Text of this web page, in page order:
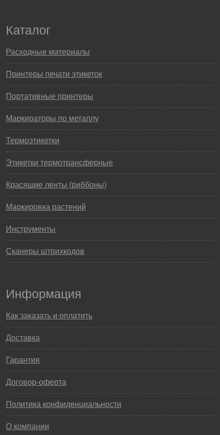
Каталог
Расходные материалы
Принтеры печати этикеток
Портативные принтеры
Маркираторы по металлу
Термоэтикетки
Этикетки термотрансферные
Красящие ленты (риббоны)
Маркировка растений
Инструменты
Сканеры штрихкодов
Информация
Как заказать и оплатить
Доставка
Гарантия
Договор-оферта
Политика конфиденциальности
О компании